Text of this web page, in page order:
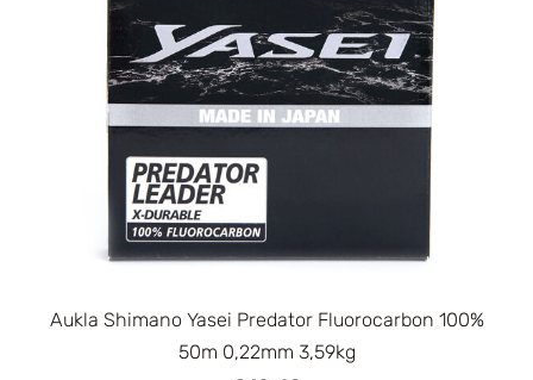
Aukla Shimano Yasei Predator Fluorocarbon 100%
50m 0,22mm 3,59kg